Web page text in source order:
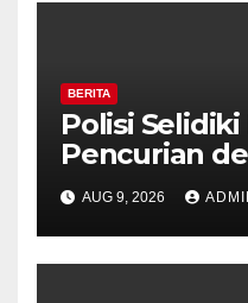
BERITA
Polisi
Pencurian
Kekerasan di
Royal Phone
AUG 9, 2026